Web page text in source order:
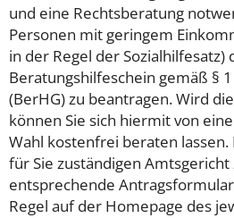
und eine Rechtsberatung
Personen mit geringem
in der Regel der Sozialhilfesatz)
Beratungshilfeschein gemäß §
(BerHG) zu beantragen. Wird
können Sie sich hiermit von
Wahl kostenfrei beraten
für Sie zuständigen Amtsgericht
entsprechende
Regel auf der Homepage des